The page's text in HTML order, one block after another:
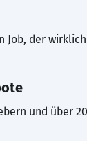
Job, der
und über